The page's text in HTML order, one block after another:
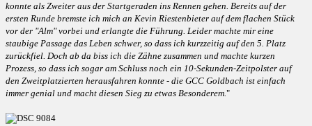
konnte als Zweiter aus der Startgeraden ins Rennen gehen. Bereits auf der
ersten Runde bremste ich mich an Kevin Riestenbieter auf dem flachen Stück
vor der "Alm" vorbei und erlangte die Führung. Leider machte mir eine
staubige Passage das Leben schwer, so dass ich kurzzeitig auf den 5. Platz
zurückfiel. Doch ab da biss ich die Zähne zusammen und machte kurzen
Prozess, so dass ich sogar am Schluss noch ein 10-Sekunden-Zeitpolster auf
den Zweitplatzierten herausfahren konnte - die GCC Goldbach ist einfach
immer genial und macht diesen Sieg zu etwas Besonderem."